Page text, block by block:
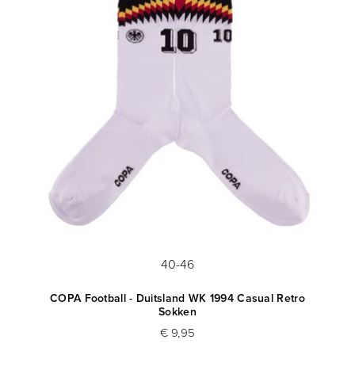
40-46
COPA Football - Duitsland WK 1994 Casual Retro
Sokken
€ 9,95